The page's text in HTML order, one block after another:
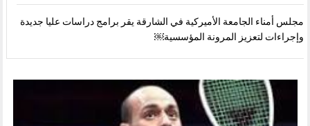
مجلس أمناء الجامعة الأميركية في الشارقة يقر برامج دراسات عليا جديدة
وإجراءات لتعزيز المرونة المؤسسية￼